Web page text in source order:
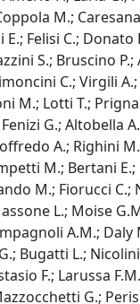
M.;
E.; Felisi C.;
S.; Bruscino P.;
C.; Virgili A.;
M.; Lotti T.;
G.; Altobella
A.; Righini
M.; Bertani E.;
M.; Fiorucci C.;
L.; Moise
A.M.; Daly
Bugatti L.;
F.; Larussa
G.;